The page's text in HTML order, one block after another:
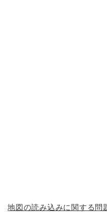
地図の読み込みに関する問